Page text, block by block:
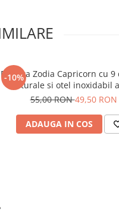
-10%
Bratara Zodia Capricorn cu 9
naturale si otel inoxidabil
55,00 RON49,50 RON
ADAUGA IN COS